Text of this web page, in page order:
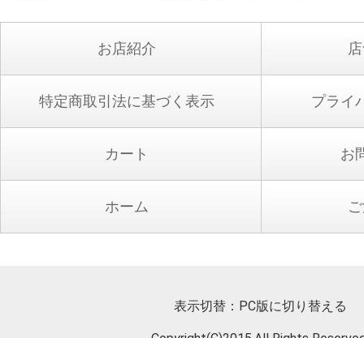
お店紹介
特定商取引法に基づく表示 プライ
カート お
ホーム
表示切替： PC版に切り替える